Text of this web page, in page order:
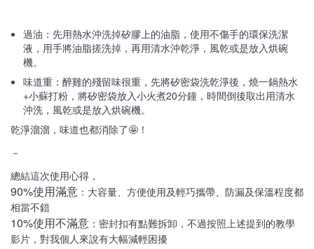
過油：先用熱水沖洗掉矽膠上的油脂，使用不傷手的環保洗潔
液，用手將油脂搓洗掉，再用清水沖乾淨，風乾或是放入烘碗
機。
味道重：醉雞的殘留味很重，先將矽密袋洗乾淨後，燒一鍋熱水
+小蘇打粉，將矽密袋放入小火煮20分鐘，時間倒後取出用清水
沖洗，風乾或是放入烘碗機。
乾淨溜溜，味道也都消除了🤩！
－
總結這次使用心得，
90%使用滿意 ：大容量、方便使用及輕巧攜帶、防漏及保溫程度都
相當不錯
10%使用不滿意 ：密封扣有點難拆卸，不過按照上述提到的教學
影片，對我個人來說有大幅減輕困擾